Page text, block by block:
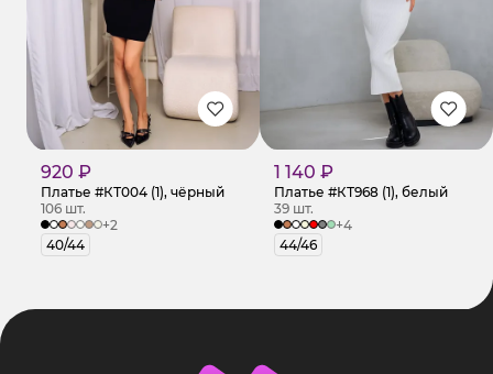
920 ₽
Платье #КТ004 (1), чёрный
106 шт.
+2
40/44
1 140 ₽
Платье #КТ968 (1), белый
39 шт.
+4
44/46